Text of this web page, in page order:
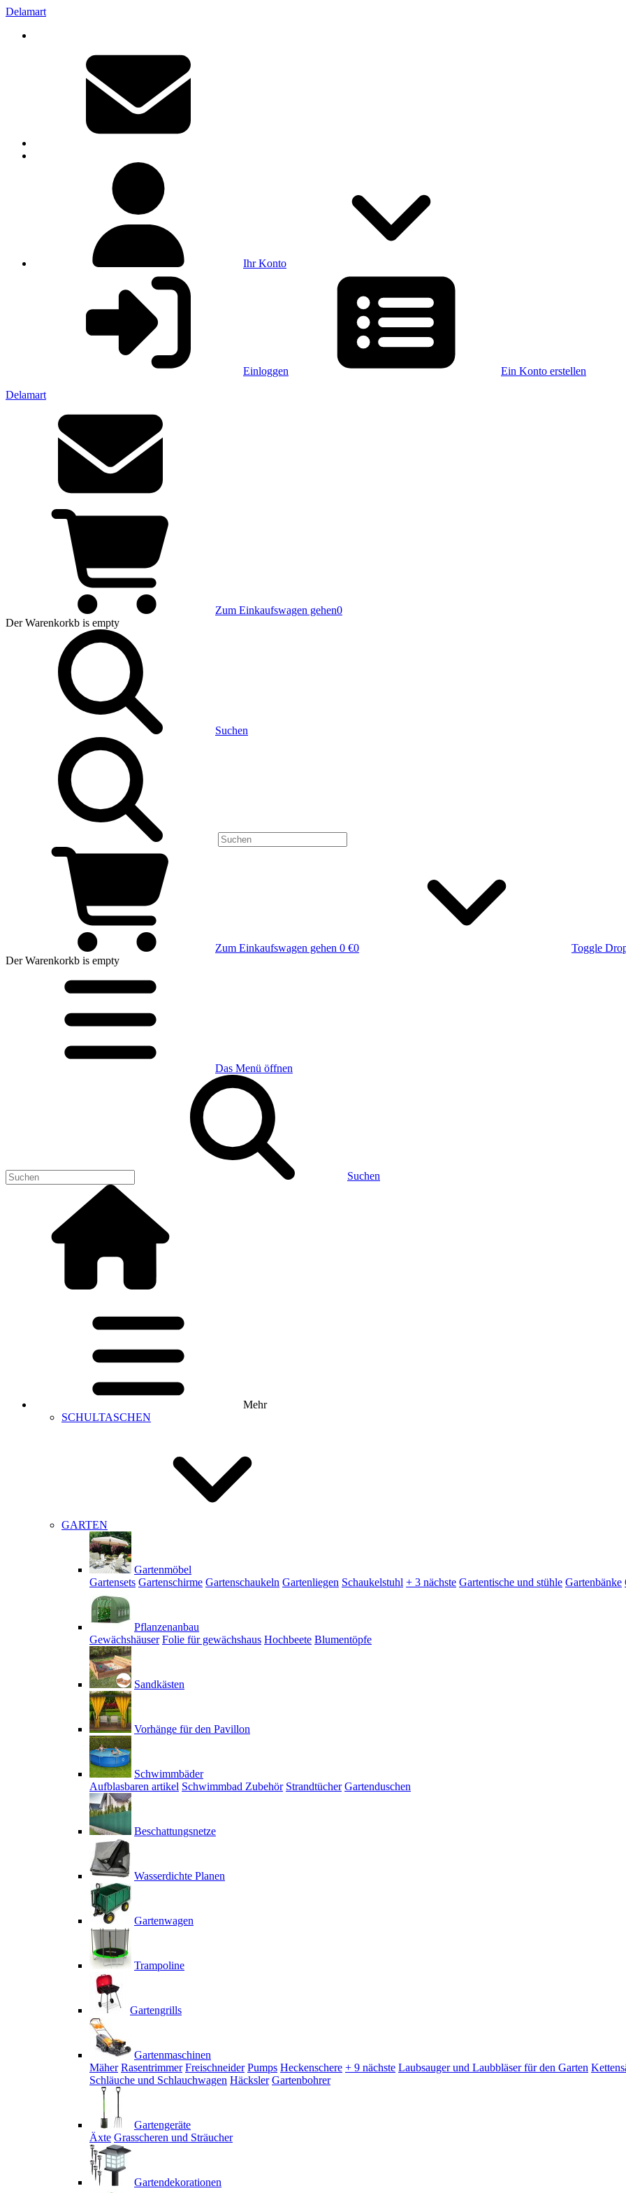
Delamart
Ihr Konto
Einloggen Ein Konto erstellen
Delamart
Zum Einkaufswagen gehen0
Der Warenkorkb is empty
Suchen
Zum Einkaufswagen gehen 0 €0
Toggle
Der Warenkorkb is empty
Das Menü öffnen
Suchen
Mehr
SCHULTASCHEN
GARTEN
Gartenmöbel
Gartensets Gartenschirme Gartenschaukeln Gartenliegen Schaukelstuhl + 3 nächste Gartentische und stühle Gartenbänke
Pflanzenanbau
Gewächshäuser Folie für gewächshaus Hochbeete Blumentöpfe
Sandkästen
Vorhänge für den Pavillon
Schwimmbäder
Aufblasbaren artikel Schwimmbad Zubehör Strandtücher Gartenduschen
Beschattungsnetze
Wasserdichte Planen
Gartenwagen
Trampoline
Gartengrills
Gartenmaschinen
Mäher Rasentrimmer Freischneider Pumps Heckenschere + 9 nächste Laubsauger und Laubbläser für den Garten
Schläuche und Schlauchwagen Häcksler Gartenbohrer
Gartengeräte
Äxte Grasscheren und Sträucher
Gartendekorationen